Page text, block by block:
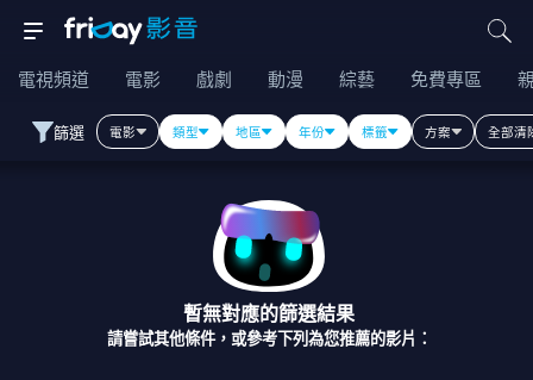
電視頻道 電影 戲劇 動漫 綜藝 免費專區
篩選 電影 類型 地區 年份 標籤 方案 全部清
暫無對應的篩選結果
請嘗試其他條件，或參考下列為您推薦的影片：